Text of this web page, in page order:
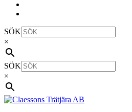
SÖK
×
SÖK
×